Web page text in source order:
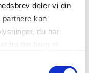
deler vi din
kan
du har